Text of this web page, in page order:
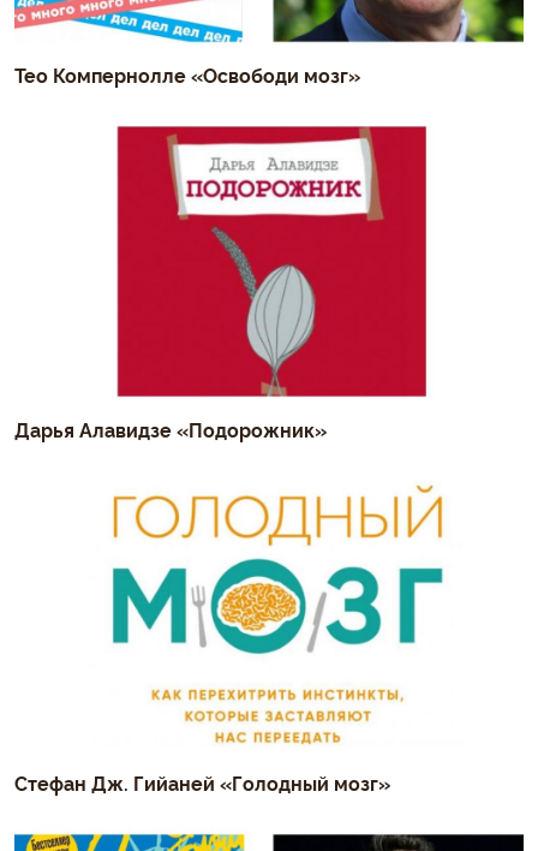
Тео Компернолле «Освободи мозг»
Дарья Алавидзе «Подорожник»
Стефан Дж. Гийаней «Голодный мозг»